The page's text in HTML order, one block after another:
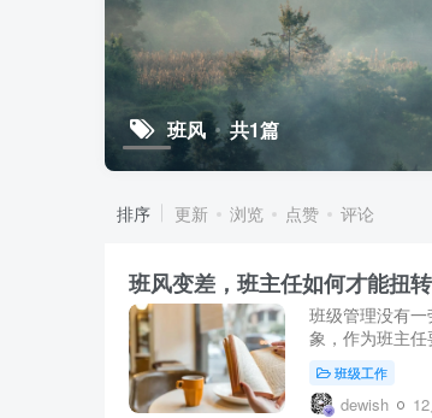
班风 共1篇
排序 更新 浏览 点赞 评论
班风变差，班主任如何才能扭
班级管理没有
象，作为班主
班级工作
dewish